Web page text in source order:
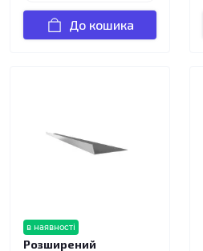
До кошика
в наявності
Розширений